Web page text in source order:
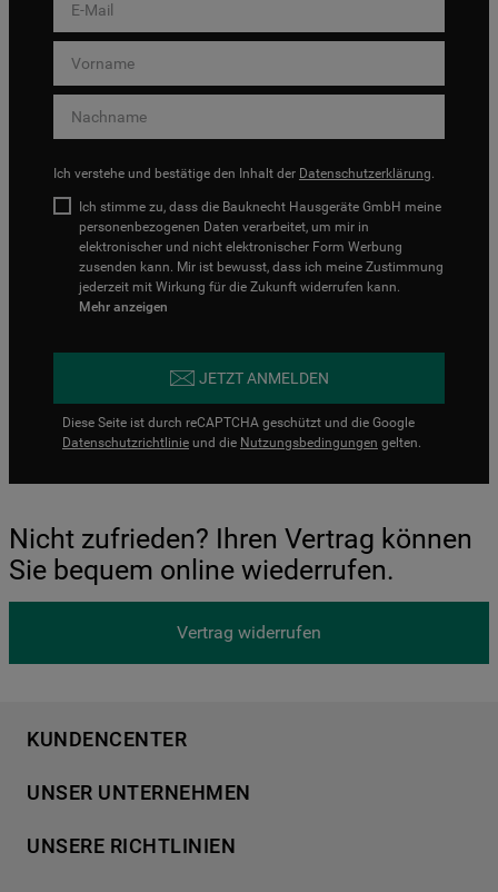
Ich verstehe und bestätige den Inhalt der Datenschutzerklärung.
Ich stimme zu, dass die Bauknecht Hausgeräte GmbH meine
personenbezogenen Daten verarbeitet, um mir in
elektronischer und nicht elektronischer Form Werbung
zusenden kann. Mir ist bewusst, dass ich meine Zustimmung
jederzeit mit Wirkung für die Zukunft widerrufen kann.
Mehr anzeigen
JETZT ANMELDEN
Diese Seite ist durch reCAPTCHA geschützt und die Google
Datenschutzrichtlinie und die Nutzungsbedingungen gelten.
Nicht zufrieden? Ihren Vertrag können
Sie bequem online wiederrufen.
Vertrag widerrufen
KUNDENCENTER
Händlersuche
Häufige Fragen
UNSER UNTERNEHMEN
Für Händler
UNSERE RICHTLINIEN